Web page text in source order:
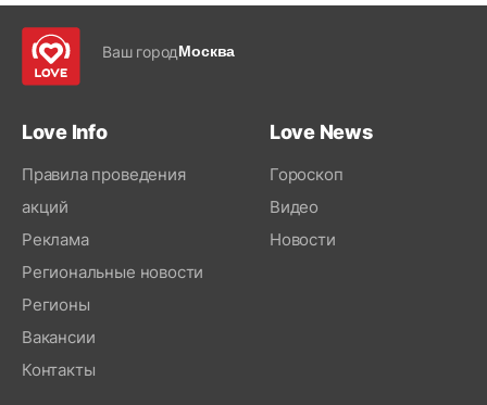
Ваш городМосква
Love Info
Правила проведения
акций
Реклама
Региональные новости
Регионы
Вакансии
Контакты
Love News
Гороскоп
Видео
Новости